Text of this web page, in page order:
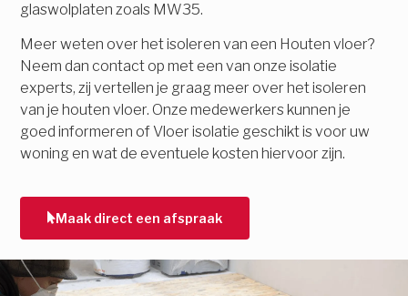
glaswolplaten zoals MW35.
Meer weten over het isoleren van een Houten vloer?
Neem dan contact op met een van onze isolatie
experts, zij vertellen je graag meer over het isoleren
van je houten vloer. Onze medewerkers kunnen je
goed informeren of Vloer isolatie geschikt is voor uw
woning en wat de eventuele kosten hiervoor zijn.
Maak direct een afspraak